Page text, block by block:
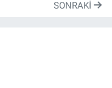
SONRAKI